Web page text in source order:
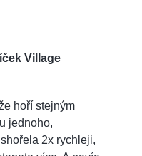
Village
hoří stejným
jednoho,
2x rychleji,